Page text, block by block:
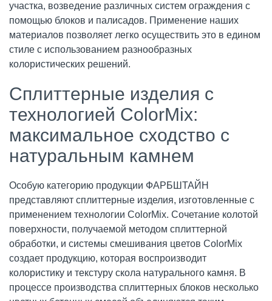
участка, возведение различных систем ограждения с
помощью блоков и палисадов. Применение наших
материалов позволяет легко осуществить это в едином
стиле с использованием разнообразных
колористических решений.
Сплиттерные изделия с
технологией ColorMix:
максимальное сходство с
натуральным камнем
Особую категорию продукции ФАРБШТАЙН
представляют сплиттерные изделия, изготовленные с
применением технологии ColorMix. Сочетание колотой
поверхности, получаемой методом сплиттерной
обработки, и системы смешивания цветов ColorMix
создает продукцию, которая воспроизводит
колористику и текстуру скола натурального камня. В
процессе производства сплиттерных блоков несколько